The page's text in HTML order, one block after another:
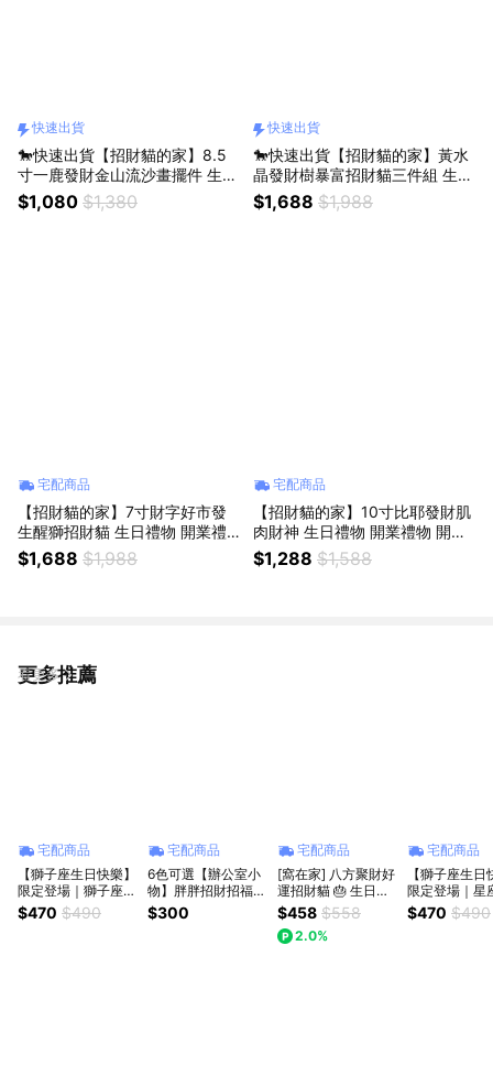
快速出貨
🐎快速出貨【招財貓的家】8.5
寸一鹿發財金山流沙畫擺件 生日
禮物 開業禮物 開運 招財 喬遷禮
物 交換禮物
$1,080 $1,380
快速出貨
🐎快速出貨【招財貓的家】黃水
晶發財樹暴富招財貓三件組 生日
禮物 開業禮物 開運 招財 喬遷禮
物 交換禮物
$1,688 $1,988
宅配商品
【招財貓的家】7寸財字好市發
生醒獅招財貓 生日禮物 開業禮
物 開運 招財 喬遷禮物 交換禮物
$1,688 $1,988
宅配商品
【招財貓的家】10寸比耶發財肌
肉財神 生日禮物 開業禮物 開運
招財 喬遷禮物 交換禮物
$1,288 $1,588
更多推薦
看更多
宅配商品
【獅子座生日快樂】
限定登場｜獅子座開
運胖胖貓
$470 $490
宅配商品
6色可選【辦公室小
物】胖胖招財招福貓
(小)+元寶 生日禮物
招財貓禮物 ｜可加
$300
宅配商品
[窩在家] 八方聚財好
運招財貓 🎂 生日禮
物｜招財｜辦公室｜
招福貓｜開運納福｜
貓咪｜實用｜升遷升
$458 $558
2.0%
宅配商品
【獅子座生日
限定登場｜星
胖胖貓
$470 $490